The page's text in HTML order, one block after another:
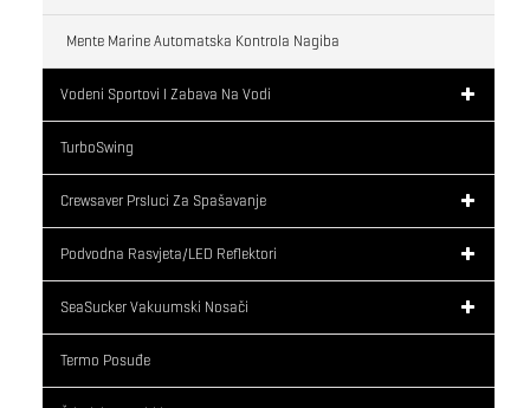
Mente Marine Automatska Kontrola Nagiba
Vodeni Sportovi I Zabava Na Vodi
TurboSwing
Crewsaver Prsluci Za Spašavanje
Podvodna Rasvjeta/LED Reflektori
SeaSucker Vakuumski Nosači
Termo Posuđe